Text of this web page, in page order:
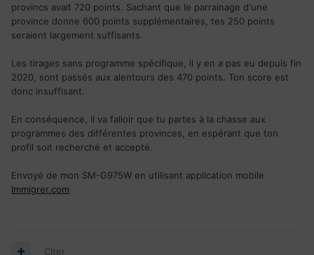
provincs avait 720 points. Sachant que le parrainage d'une
province donne 600 points supplémentaires, tes 250 points
seraient largement suffisants.
Les tirages sans programme spécifique, il y en a pas eu depuis fin
2020, sont passés aux alentours des 470 points. Ton score est
donc insuffisant.
En conséquence, il va falloir que tu partes à la chasse aux
programmes des différentes provinces, en espérant que ton
profil soit recherché et accepté.
Envoyé de mon SM-G975W en utilisant application mobile
Immigrer.com
Citer